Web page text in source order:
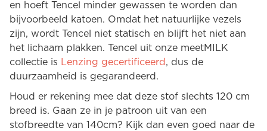
en hoeft Tencel minder gewassen te worden dan
bijvoorbeeld katoen. Omdat het natuurlijke vezels
zijn, wordt Tencel niet statisch en blijft het niet aan
het lichaam plakken. Tencel uit onze meetMILK
collectie is Lenzing gecertificeerd , dus de
duurzaamheid is gegarandeerd.
Houd er rekening mee dat deze stof slechts 120 cm
breed is. Gaan ze in je patroon uit van een
stofbreedte van 140cm? Kijk dan even goed naar de